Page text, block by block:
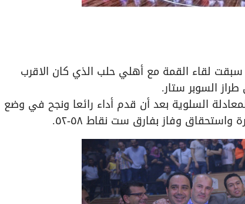
لقاء القمة مع أهلي حلب الذي كان الاقرب
السوبر ستار.
السلوية بعد أن قدم أداء رائعا ونجح في وضع
وفاز بفارق ست نقاط ٥٨-٥٢.